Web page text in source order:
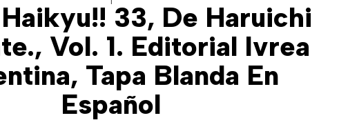
33, De Haruichi
Vol. 1. Editorial Ivrea
Tapa Blanda En
Español